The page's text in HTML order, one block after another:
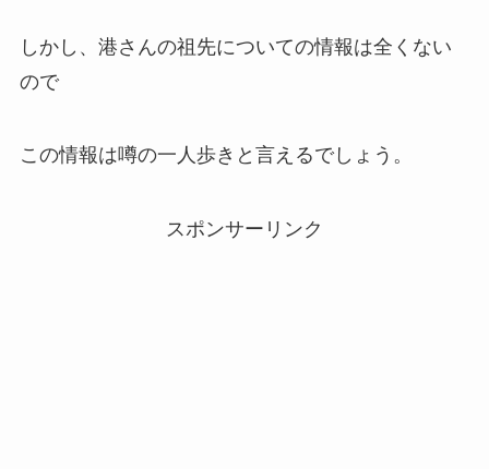
しかし、港さんの祖先についての情報は全くない
ので
この情報は噂の一人歩きと言えるでしょう。
スポンサーリンク